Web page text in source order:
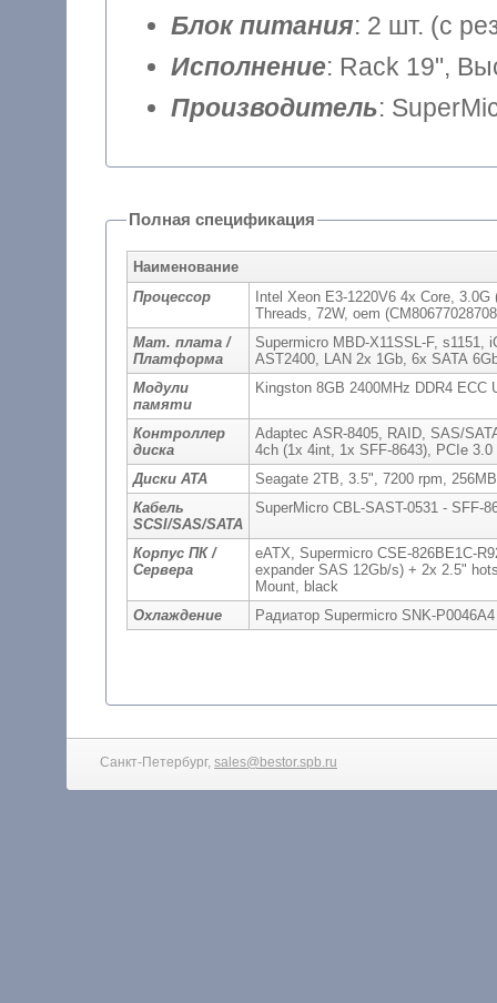
Блок питания: 2 шт. (с
Исполнение: Rack 19",
Производитель:
Полная спецификация
Наименование
Процессор
Intel Xeon E3-1220V6 4x Core,
Threads, 72W, oem
Мат. плата /
Платформа
Supermicro MBD-X11SSL-F, s1151,
AST2400, LAN 2x 1Gb, 6x SATA
Модули
памяти
Kingston 8GB 2400MHz DDR4 ECC
Контроллер
диска
Adaptec ASR-8405, RAID, SAS/
4ch (1x 4int, 1x SFF-8643), PCIe
Диски ATA
Seagate 2TB, 3.5", 7200 rpm,
Кабель
SCSI/SAS/SATA
SuperMicro CBL-SAST-0531 - SFF-
Корпус ПК /
Сервера
eATX, Supermicro CSE-826BE1C-
expander SAS 12Gb/s) + 2x 2.5"
Mount, black
Охлаждение
Радиатор Supermicro SNK-
Санкт-Петербург, sales@bestor.spb.ru